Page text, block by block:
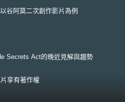
要內容包括：（一）通信費率及合約透
（二）為促進競爭，對於具市場支配力
施的投資，擴大能利用寬頻的區域，尤
谷阿莫二次創作影片為例
Secrets Act的晚近見解與趨勢
享有著作權